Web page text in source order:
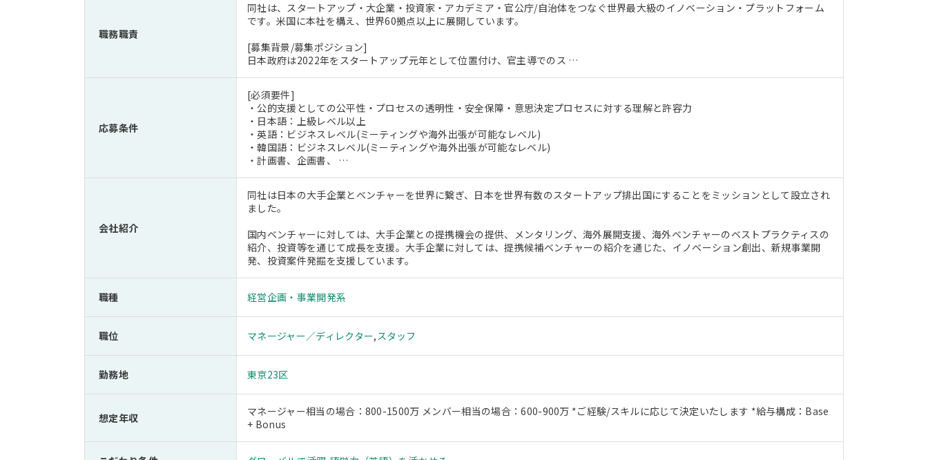
職務職責
同社は、スタートアップ・大企業・投資家・アカデミア・官公庁/自治体をつなぐ世界最大級のイノベーション・プラットフォーム
です。米国に本社を構え、世界60拠点以上に展開しています。
[募集背景/募集ポジション]
日本政府は2022年をスタートアップ元年として位置付け、官主導でのス …
応募条件
[必須要件]
・公的支援としての公平性・プロセスの透明性・安全保障・意思決定プロセスに対する理解と許容力
・日本語：上級レベル以上
・英語：ビジネスレベル(ミーティングや海外出張が可能なレベル)
・韓国語：ビジネスレベル(ミーティングや海外出張が可能なレベル)
・計画書、企画書、 …
会社紹介
同社は日本の大手企業とベンチャーを世界に繋ぎ、日本を世界有数のスタートアップ排出国にすることをミッションとして設立され
ました。
国内ベンチャーに対しては、大手企業との提携機会の提供、メンタリング、海外展開支援、海外ベンチャーのベストプラクティスの
紹介、投資等を通じて成長を支援。大手企業に対しては、提携候補ベンチャーの紹介を通じた、イノベーション創出、新規事業開
発、投資案件発掘を支援しています。
職種 経営企画・事業開発系
職位 マネージャー／ディレクター,スタッフ
勤務地 東京23区
想定年収
マネージャー相当の場合：800-1500万 メンバー相当の場合：600-900万 *ご経験/スキルに応じて決定いたします *給与構成：Base
+ Bonus